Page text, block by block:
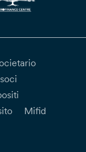
Mifid